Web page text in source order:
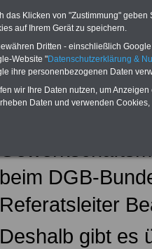
dieser Zeit gibt
und
Gründer und
beim DGB-
Referatsleiter
Deshalb gibt es
das Klicken von "Zustimmung"
auf Ihrem Gerät zu speichern.
Dritten - einschließlich
Website "Datenschutzerklärung &
ihre personenbezogenen Daten
wir Ihre Daten nutzen, um
Daten und verwenden